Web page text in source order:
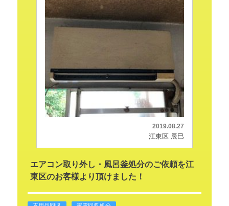
2019.08.27
江東区 辰巳
エアコン取り外し・風呂釜処分のご依頼を江
東区のお客様より頂けました！